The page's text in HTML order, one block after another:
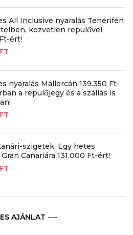
All Inclusive nyaralás Tenerifén
közvetlen repülővel
ért!
nyaralás Mallorcán 139.350 Ft-
a repülőjegy és a szállás is
szigetek: Egy hetes
Canariára 131.000 Ft-ért!
AJÁNLAT